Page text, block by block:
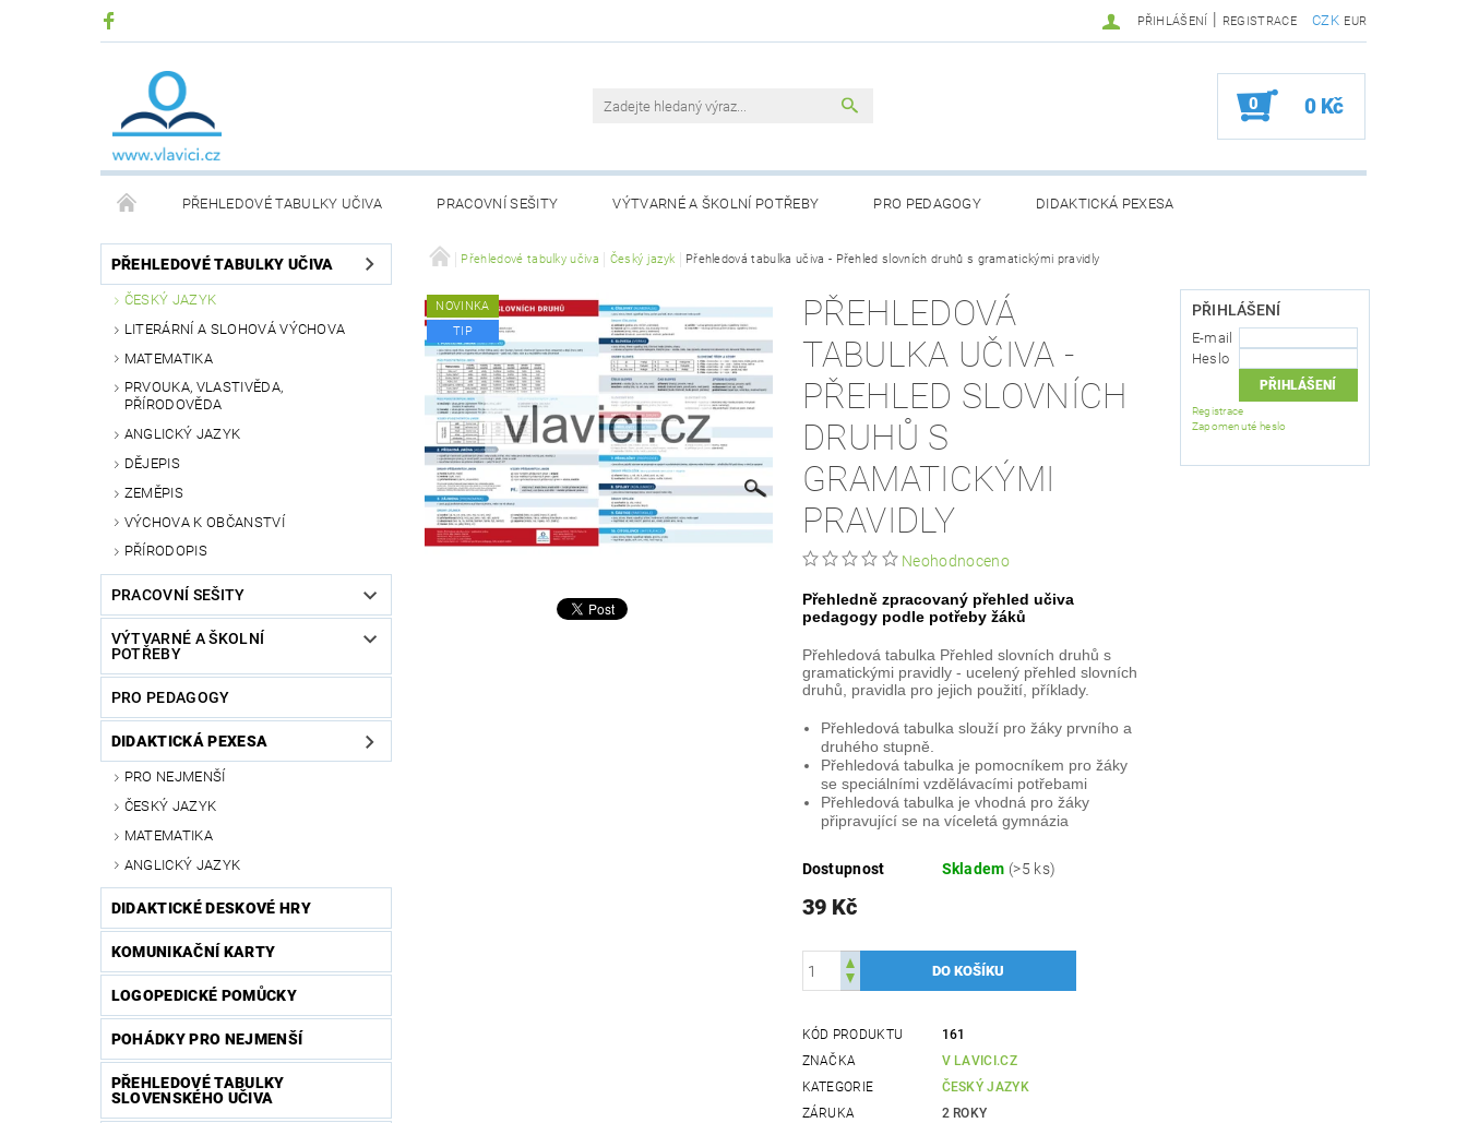
CZK EUR
PŘIHLÁŠENÍ | REGISTRACE
0 0 Kč
PŘEHLEDOVÉ TABULKY UČIVA PRACOVNÍ SEŠITY VÝTVARNÉ A ŠKOLNÍ POTŘEBY PRO PEDAGOGY DIDAKTICKÁ PEXESA
DIDAKTICKÉ DESKOVÉ HRY KOMUNIKAČNÍ KARTY LOGOPEDICKÉ POMŮCKY POHÁDKY PRO NEJMENŠÍ
PŘEHLEDOVÉ TABULKY SLOVENSKÉHO UČIVA NÁSTĚNNÉ MAPY DO TŘÍDY PŘIJÍMACÍ ZKOUŠKY AKČNÍ ZBOŽÍ ZVÝHODNĚNÉ BALÍČKY
TERAPEUTICKÉ POMŮCKY OBCHODNÍ PODMÍNKY KONTAKTY PODMÍNKY OCHRANY OSOBNÍCH ÚDAJŮ
PŘEHLEDOVÉ TABULKY UČIVA
ČESKÝ JAZYK
LITERÁRNÍ A SLOHOVÁ VÝCHOVA
MATEMATIKA
PRVOUKA, VLASTIVĚDA,
PŘÍRODOVĚDA
ANGLICKÝ JAZYK
DĚJEPIS
ZEMĚPIS
VÝCHOVA K OBČANSTVÍ
PŘÍRODOPIS
PRACOVNÍ SEŠITY
VÝTVARNÉ A ŠKOLNÍ
POTŘEBY
PRO PEDAGOGY
DIDAKTICKÁ PEXESA
PRO NEJMENŠÍ
ČESKÝ JAZYK
MATEMATIKA
ANGLICKÝ JAZYK
DIDAKTICKÉ DESKOVÉ HRY
KOMUNIKAČNÍ KARTY
LOGOPEDICKÉ POMŮCKY
POHÁDKY PRO NEJMENŠÍ
PŘEHLEDOVÉ TABULKY
SLOVENSKÉHO UČIVA
Přehledové tabulky učiva Český jazyk Přehledová tabulka učiva - Přehled slovních druhů s gramatickými pravidly
NOVINKA
TIP
PŘEHLEDOVÁ
TABULKA UČIVA -
PŘEHLED SLOVNÍCH
DRUHŮ S
GRAMATICKÝMI
PRAVIDLY
Neohodnoceno
Přehledně zpracovaný přehled učiva
pedagogy podle potřeby žáků
Přehledová tabulka Přehled slovních druhů s
gramatickými pravidly - ucelený přehled slovních
druhů, pravidla pro jejich použití, příklady.
Přehledová tabulka slouží pro žáky prvního a
druhého stupně.
Přehledová tabulka je pomocníkem pro žáky
se speciálními vzdělávacími potřebami
Přehledová tabulka je vhodná pro žáky
připravující se na víceletá gymnázia
Dostupnost Skladem (>5 ks)
39 Kč
KÓD PRODUKTU
161
ZNAČKA
V LAVICI.CZ
KATEGORIE
ČESKÝ JAZYK
ZÁRUKA
2 ROKY
PŘIHLÁŠENÍ
E-mail
Heslo
Registrace
Zapomenuté heslo